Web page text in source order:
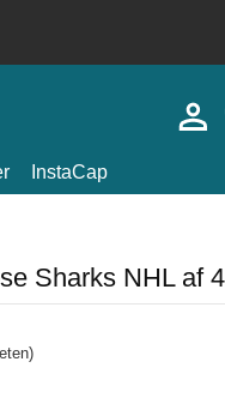
InstaCap
Sharks NHL af